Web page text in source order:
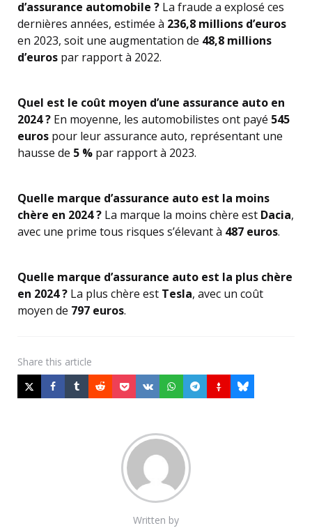
d’assurance automobile ? La fraude a explosé ces
dernières années, estimée à 236,8 millions d’euros
en 2023, soit une augmentation de 48,8 millions
d’euros par rapport à 2022.
Quel est le coût moyen d’une assurance auto en
2024 ? En moyenne, les automobilistes ont payé 545
euros pour leur assurance auto, représentant une
hausse de 5 % par rapport à 2023.
Quelle marque d’assurance auto est la moins
chère en 2024 ? La marque la moins chère est Dacia,
avec une prime tous risques s’élevant à 487 euros.
Quelle marque d’assurance auto est la plus chère
en 2024 ? La plus chère est Tesla, avec un coût
moyen de 797 euros.
Share this article
Written by